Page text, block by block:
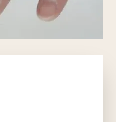
l'association